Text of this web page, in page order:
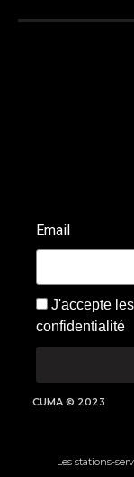
Email
J'accepte
confidentialité
CUMA © 2023
Les stations-